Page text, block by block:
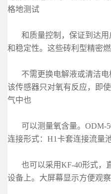
格地测试
和质量控制，保证到达
和稳定性。这些砖利型精密
不需更换电解液或清洁电
该传感器只对氧有反应，即
气中也
可以测量氧含量。ODM-
连接形式：H1卡套连接流量
也可以采用KF-40形式，
设备上。大屏幕显示方便观察